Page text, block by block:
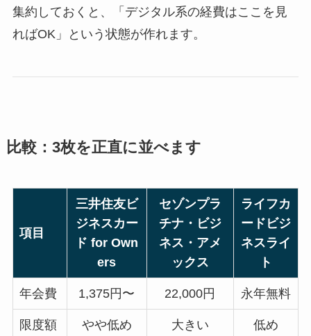
集約しておくと、「デジタル系の経費はここを見
ればOK」という状態が作れます。
比較：3枚を正直に並べます
項目
三井住友ビ
ジネスカー
ド for Own
ers
セゾンプラ
チナ・ビジ
ネス・アメ
ックス
ライフカ
ードビジ
ネスライ
ト
年会費 1,375円〜 22,000円 永年無料
限度額 やや低め 大きい 低め